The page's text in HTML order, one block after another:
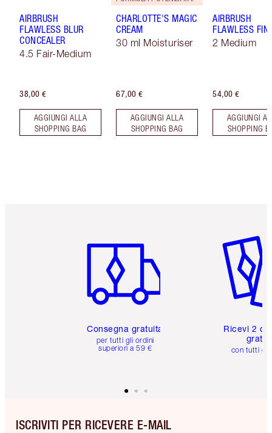
AIRBRUSH
FLAWLESS BLUR
CONCEALER
4.5 Fair-Medium
38,00 €
AGGIUNGI ALLA
SHOPPING BAG
CHARLOTTE'S MAGIC
CREAM
30 ml Moisturiser
67,00 €
AGGIUNGI ALLA
SHOPPING BAG
AIRBRUSH
FLAWLESS
2 Medium
54,00 €
AGGIUNGI
SHOPPING
Consegna gratuita
per tutti gli ordini
superiori a 59 €
Ricevi 2
con tutti gli
ISCRIVITI PER RICEVERE E-MAIL